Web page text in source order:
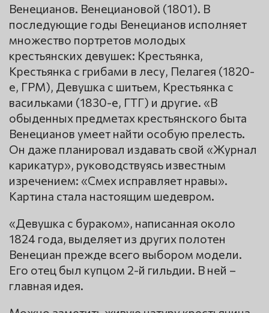
Венецианов. Венециановой (1801). В
последующие годы Венецианов исполняет
множество портретов молодых
крестьянских девушек: Крестьянка,
Крестьянка с грибами в лесу, Пелагея (1820-
е, ГРМ), Девушка с шитьем, Крестьянка с
васильками (1830-е, ГТГ) и другие. «В
обыденных предметах крестьянского быта
Венецианов умеет найти особую прелесть.
Он даже планировал издавать свой «Журнал
карикатур», руководствуясь известным
изречением: «Смех исправляет нравы».
Картина стала настоящим шедевром.
«Девушка с бураком», написанная около
1824 года, выделяет из других полотен
Венециан прежде всего выбором модели.
Его отец был купцом 2-й гильдии. В ней –
главная идея.